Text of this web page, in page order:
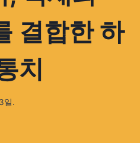
결합한 하
치
일.